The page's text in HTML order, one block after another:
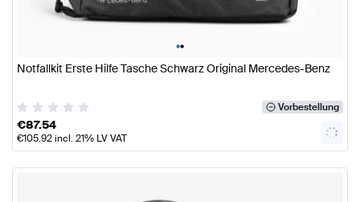
••
Notfallkit Erste Hilfe Tasche Schwarz Original Mercedes-Benz
Vorbestellung
€87.54
€105.92incl. 21% LV VAT